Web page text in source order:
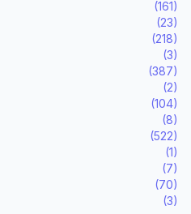
(161)
(23)
(218)
(3)
(387)
(2)
(104)
(8)
(522)
(1)
(7)
(70)
(3)